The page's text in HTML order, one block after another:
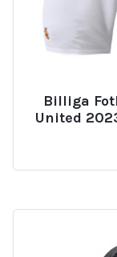
Billiga
United